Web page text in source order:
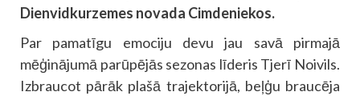
Dienvidkurzemes novada Cimdeniekos.
Par pamatīgu emociju devu jau savā pirmajā
mēģinājumā parūpējās sezonas līderis Tjerī Noivils.
Izbraucot pārāk plašā trajektorijā, beļģu braucēja